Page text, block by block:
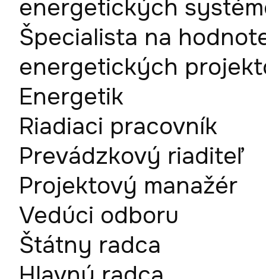
energetických
Špecialista na
energetických
Energetik
Riadiaci pracovník
Prevádzkový riaditeľ
Projektový manažér
Vedúci odboru
Štátny radca